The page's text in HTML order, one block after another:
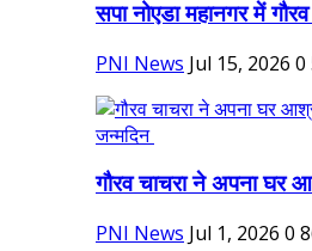
सपा नोएडा महानगर में
PNI News Jul 15, 2026 0
गौरव चाचरा ने अपना घर
PNI News Jul 1, 2026 0